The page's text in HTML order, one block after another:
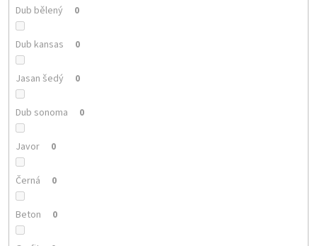
Dub bělený 0
Dub kansas 0
Jasan šedý 0
Dub sonoma 0
Javor 0
Černá 0
Beton 0